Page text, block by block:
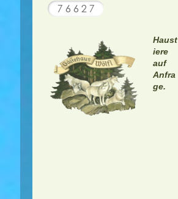
Haust
iere
auf
Anfra
ge.